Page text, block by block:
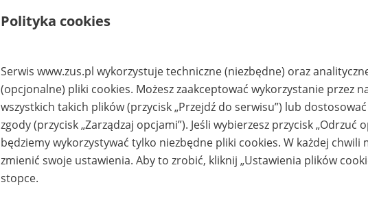
Ukryj wszystkie pozycje bazy
Nazwa
zlikwidowanego
zakładu pracy
Miejsce
przechowywania
dokumentów
Nr zespołu akt w
archiwum
państwowym
Daty
DZIERŻNO Sp. z o.o. -
Pyskowicach
Archiwum Państwowe
w Katowicach –
Katowice; ul.
Józefowska 104;
Polityka cookies
Serwis www.zus.pl wykorzystuje techniczne (niezbędne) oraz
(opcjonalne) pliki cookies. Możesz zaakceptować wykorzystanie przez
wszystkich takich plików (przycisk „Przejdź do serwisu”) lub
zgody (przycisk „Zarządzaj opcjami”). Jeśli wybierzesz przycisk „Odrzuć
będziemy wykorzystywać tylko niezbędne pliki cookies. W każdej chwili
zmienić swoje ustawienia. Aby to zrobić, kliknij „Ustawienia plików
stopce.